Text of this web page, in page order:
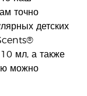
точно
детских
мл, а также
можно